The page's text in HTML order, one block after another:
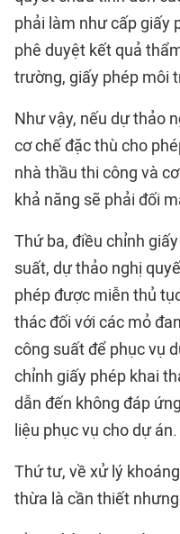
phải làm như cấp giấy
phê duyệt kết quả
trường, giấy phép môi
Như vậy, nếu dự thảo
cơ chế đặc thù cho
nhà thầu thi công và
khả năng sẽ phải đối
Thứ ba, điều chỉnh
suất, dự thảo nghị
phép được miễn thủ
thác đối với các mỏ
công suất để phục vụ
chỉnh giấy phép khai
dẫn đến không đáp
liệu phục vụ cho dự án.
Thứ tư, về xử lý
thừa là cần thiết